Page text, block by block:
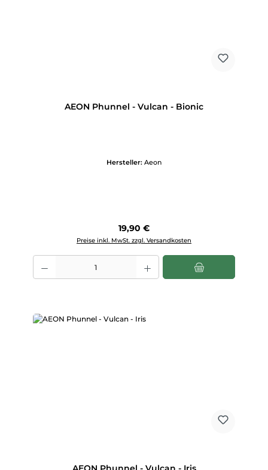
AEON Phunnel - Vulcan - Bionic
Hersteller: Aeon
Regulärer Preis:
19,90 €
Preise inkl. MwSt. zzgl. Versandkosten
Produkt Anzahl: Gib den gewünschten Wert ein oder benutze die